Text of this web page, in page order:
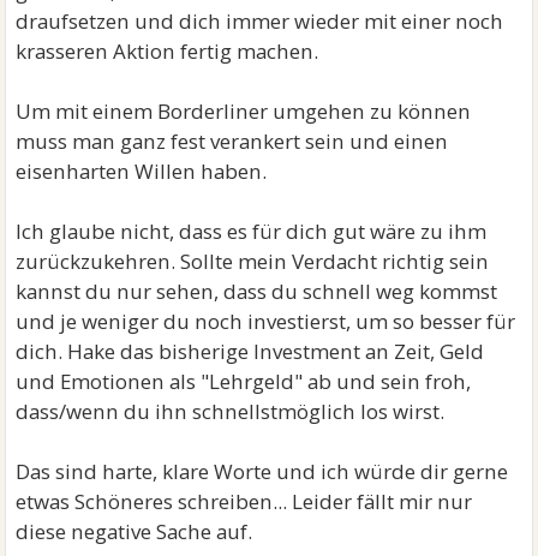
draufsetzen und dich immer wieder mit einer noch
krasseren Aktion fertig machen.
Um mit einem Borderliner umgehen zu können
muss man ganz fest verankert sein und einen
eisenharten Willen haben.
Ich glaube nicht, dass es für dich gut wäre zu ihm
zurückzukehren. Sollte mein Verdacht richtig sein
kannst du nur sehen, dass du schnell weg kommst
und je weniger du noch investierst, um so besser für
dich. Hake das bisherige Investment an Zeit, Geld
und Emotionen als "Lehrgeld" ab und sein froh,
dass/wenn du ihn schnellstmöglich los wirst.
Das sind harte, klare Worte und ich würde dir gerne
etwas Schöneres schreiben... Leider fällt mir nur
diese negative Sache auf.